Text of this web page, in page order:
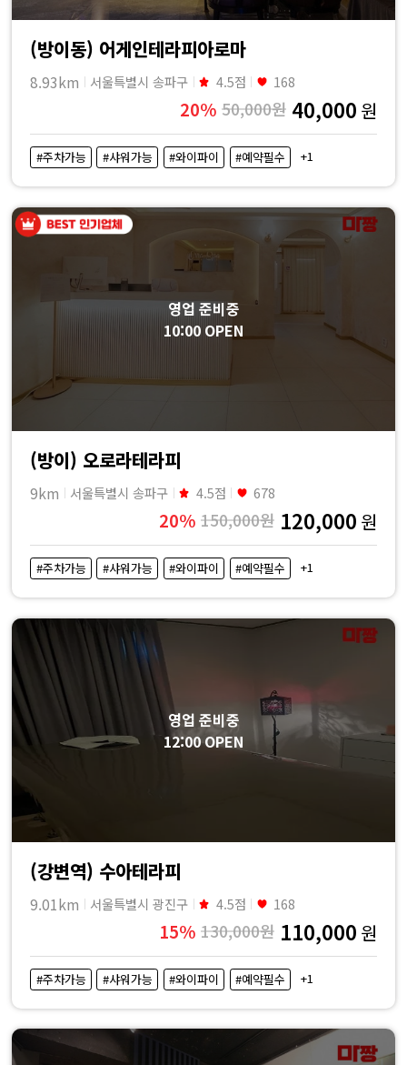
(방이동) 어게인테라피아로마
8.93km 서울특별시 송파구 4.5점 168
20% 50,000원 40,000 원
#주차가능 #샤워가능 #와이파이 #예약필수 +1
영업 준비중
10:00 OPEN
(방이) 오로라테라피
9km 서울특별시 송파구 4.5점 678
20% 150,000원 120,000 원
#주차가능 #샤워가능 #와이파이 #예약필수 +1
영업 준비중
12:00 OPEN
(강변역) 수아테라피
9.01km 서울특별시 광진구 4.5점 168
15% 130,000원 110,000 원
#주차가능 #샤워가능 #와이파이 #예약필수 +1